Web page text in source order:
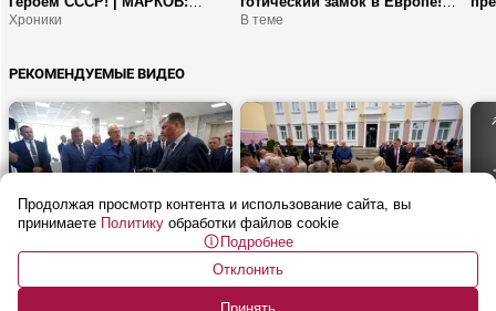
легендарный комбриг и гроза
Хроники
ТОП мест в Беларуси, которые
В теме
РЕКОМЕНДУЕМЫЕ ВИДЕО
16+ 10 мин 16+
Лукашенко: Белорусам нужно
НЕ СПАТЬ! Нужно шевелиться!
Продолжая просмотр контента и использование сайта, вы
принимаете Политику обработки файлов cookie
Подробнее
Отклонить
Принять